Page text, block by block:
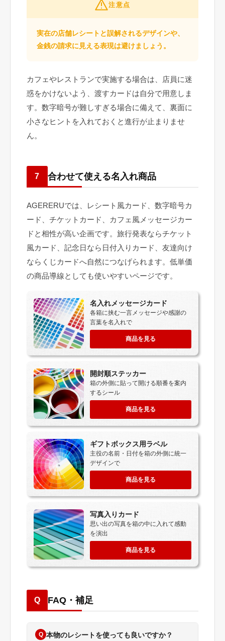
注意点
実在の店舗レシートと誤解されるデザインや、
金銭の請求に見える表現は避けましょう。
カフェやレストランで実施する場合は、店員に迷
惑をかけないよう、渡すカードは自分で用意しま
す。数字暗号が難しすぎる場合に備えて、裏面に
小さなヒントを入れておくと進行が止まりませ
ん。
7 合わせて使える名入れ商品
AGERERUでは、レシート風カード、数字暗号カ
ード、チケットカード、カフェ風メッセージカー
ドと相性が高い企画です。旅行発表ならチケット
風カード、記念日なら日付入りカード、友達向け
ならくじカードへ自然につなげられます。低単価
の商品導線としても使いやすいページです。
名入れメッセージカード
各箱に挟む一言メッセージや感謝の
言葉を名入れで
商品を見る
開封順ステッカー
箱の外側に貼って開ける順番を案内
するシール
商品を見る
ギフトボックス用ラベル
主役の名前・日付を箱の外側に統一
デザインで
商品を見る
写真入りカード
思い出の写真を箱の中に入れて感動
を演出
商品を見る
Q FAQ・補足
Q 本物のレシートを使っても良いですか？